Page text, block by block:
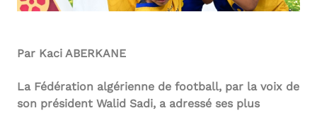
Par Kaci ABERKANE
La Fédération algérienne de football, par la voix de
son président Walid Sadi, a adressé ses plus